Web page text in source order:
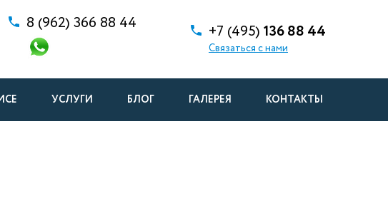
8 (962) 366 88 44 +7 (495) 136 88 44
Связаться с нами
УСЛУГИ БЛОГ ГАЛЕРЕЯ КОНТАКТЫ